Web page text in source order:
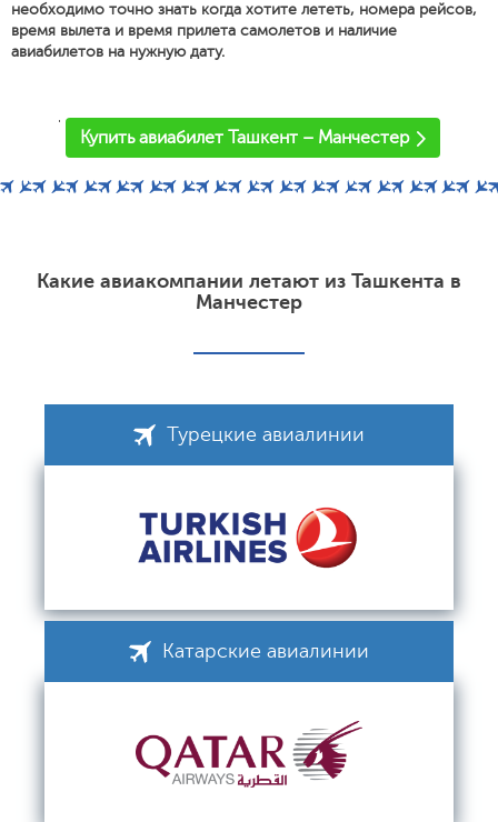
необходимо точно знать когда хотите лететь, номера рейсов,
время вылета и время прилета самолетов и наличие
авиабилетов на нужную дату.
'
Купить авиабилет Ташкент – Манчестер
Какие авиакомпании летают из Ташкента в
Манчестер
Турецкие авиалинии
Катарские авиалинии